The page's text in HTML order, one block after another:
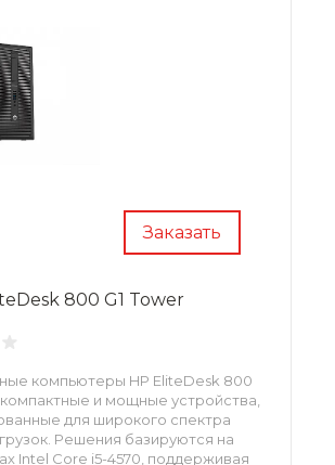
Заказать
800 G1 Tower
компьютеры HP EliteDesk 800
компактные и мощные устройства,
для широкого спектра
Решения базируются на
Intel Core i5-4570, поддерживая